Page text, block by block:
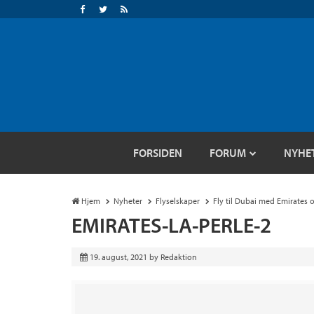
FORSIDEN FORUM
Hjem Nyheter Flyselskaper Fly til Dubai med Emirates
EMIRATES-LA-PERLE-2
19. august, 2021 by Redaktion